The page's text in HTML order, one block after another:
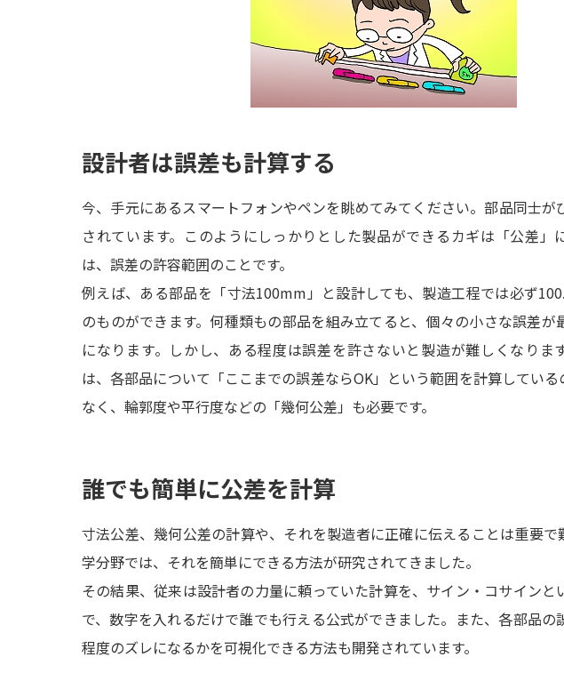
設計者は誤差も計算する
今、手元にあるスマートフォンやペンを眺めてみてください。部品同士が
されています。このようにしっかりとした製品ができるカギは「公差」
は、誤差の許容範囲のことです。
例えば、ある部品を「寸法100mm」と設計しても、製造工程では必ず
のものができます。何種類もの部品を組み立てると、個々の小さな誤差が
になります。しかし、ある程度は誤差を許さないと製造が難しくなりま
は、各部品について「ここまでの誤差ならOK」という範囲を計算している
なく、輪郭度や平行度などの「幾何公差」も必要です。
誰でも簡単に公差を計算
寸法公差、幾何公差の計算や、それを製造者に正確に伝えることは重要で
学分野では、それを簡単にできる方法が研究されてきました。
その結果、従来は設計者の力量に頼っていた計算を、サイン・コサインと
で、数字を入れるだけで誰でも行える公式ができました。また、各部品の
程度のズレになるかを可視化できる方法も開発されています。